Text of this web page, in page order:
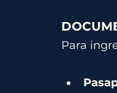
Para